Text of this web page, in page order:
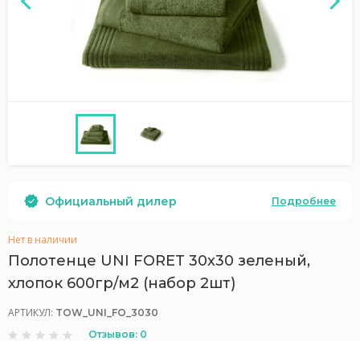
Официальный дилер Подробнее
Нет в наличии
Полотенце UNI FORET 30х30 зеленый,
хлопок 600гр/м2 (набор 2шт)
АРТИКУЛ: TOW_UNI_FO_3030
Отзывов: 0